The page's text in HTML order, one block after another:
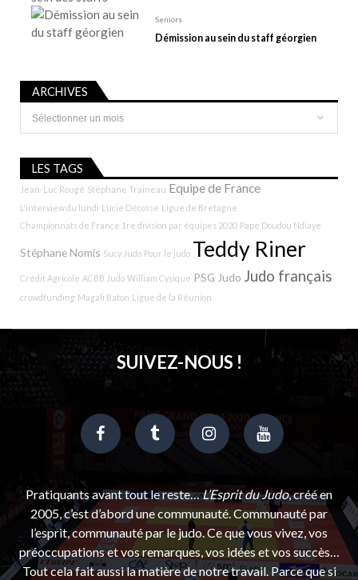
Seniors
Démission au sein du staff géorgien
ARCHIVES
Archives
LES TAGS
Jean-Luc Rougé Stéphane Traineau Equipe de France
L'interview du lundi Lucie Décosse Ligue de Bretagne
Championnats de France 1re division par équipes 2020 Pape Doudou Ndiaye
Stéphane Nomis Sucy Judo Pour le judo Teddy Riner
Crédit Agricole ACBB Judo William Cysique PSG Judo Judo français
crowdfunding Magali Baton Ligue de la Réunion
SUIVEZ-NOUS !
Pratiquants avant tout le reste…L’Esprit du Judo, créé en
2005, c’est d’abord une communauté. Communauté par
l’esprit, communauté par le judo. Ce que vous vivez, vos
préoccupations et vos remarques, vos idées et vos succès…
Tout cela fait aussi la matière de notre travail. Parce que si